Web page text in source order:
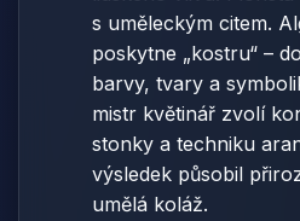
s uměleckým citem.
poskytne „kostru“ –
barvy, tvary a
mistr květinář zvolí
stonky a techniku
výsledek působil
umělá koláž.